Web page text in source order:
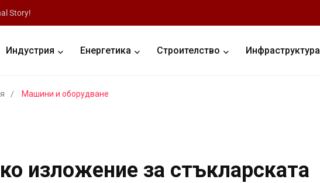
Story!
Индустрия Енергетика Строителство Инфраструктура
Машини и оборудване
изложение за стъкларската